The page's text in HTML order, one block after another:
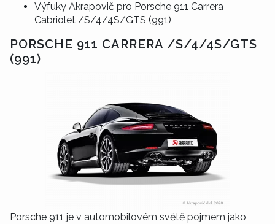
Výfuky Akrapovič pro Porsche 911 Carrera
Cabriolet /S/4/4S/GTS (991)
PORSCHE 911 CARRERA /S/4/4S/GTS
(991)
Porsche 911 je v automobilovém světě pojmem jako